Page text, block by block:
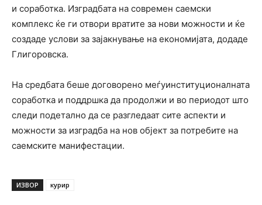
и соработка. Изградбата на современ саемски
комплекс ќе ги отвори вратите за нови можности и ќе
создаде услови за зајакнување на економијата, додаде
Глигоровска.
На средбата беше договорено меѓуинституционалната
соработка и поддршка да продолжи и во периодот што
следи подетално да се разгледаат сите аспекти и
можности за изградба на нов објект за потребите на
саемските манифестации.
ИЗВОР курир